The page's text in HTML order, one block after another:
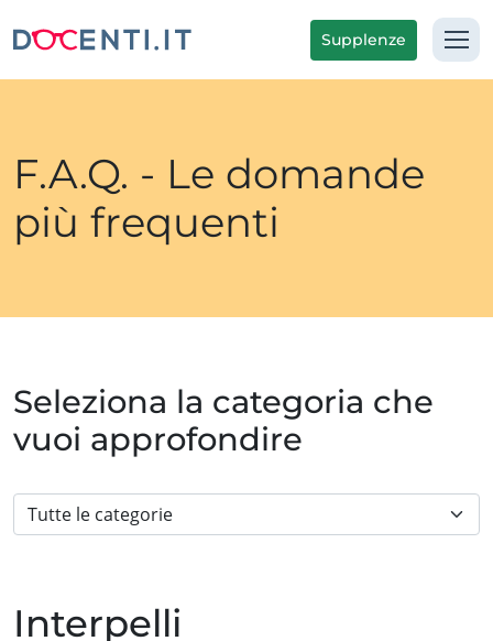
Supplenze
F.A.Q. - Le domande
più frequenti
Seleziona la categoria che
vuoi approfondire
Interpelli